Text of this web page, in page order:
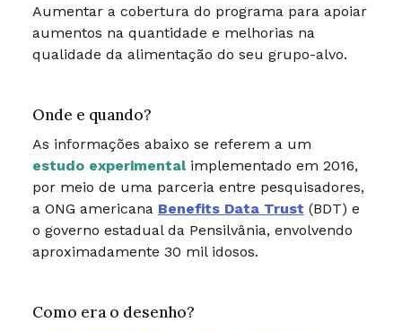
Aumentar a cobertura do programa para apoiar
aumentos na quantidade e melhorias na
qualidade da alimentação do seu grupo-alvo.
Onde e quando?
As informações abaixo se referem a um
estudo experimentalimplementado em 2016,
por meio de uma parceria entre pesquisadores,
a ONG americana Benefits Data Trust (BDT) e
o governo estadual da Pensilvânia, envolvendo
aproximadamente 30 mil idosos.
Como era o desenho?